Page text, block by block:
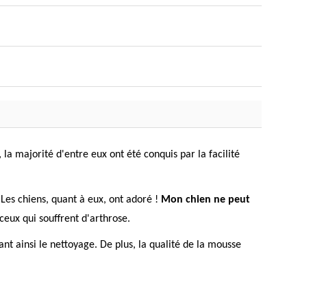
la majorité d'entre eux ont été conquis par la facilité
chiens, quant à eux, ont adoré ! Mon chien ne peut
qui souffrent d'arthrose.
ainsi le nettoyage. De plus, la qualité de la mousse